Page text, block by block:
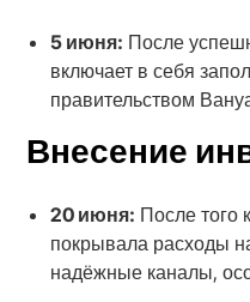
5 июня: После
включает в себя
правительством
Внесение
20 июня: После того
покрывала расходы
надёжные каналы,